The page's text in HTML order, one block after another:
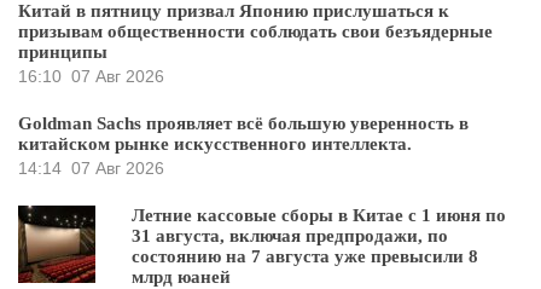
Китай в пятницу призвал Японию прислушаться к
призывам общественности соблюдать свои безъядерные
принципы
16:10 07 Авг 2026
Goldman Sachs проявляет всё большую уверенность в
китайском рынке искусственного интеллекта.
14:14 07 Авг 2026
Летние кассовые сборы в Китае с 1 июня по
31 августа, включая предпродажи, по
состоянию на 7 августа уже превысили 8
млрд юаней